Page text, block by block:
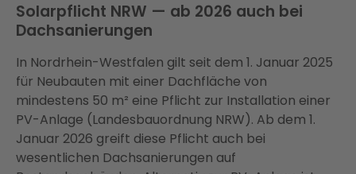
Solarpflicht NRW — ab 2026 auch bei
Dachsanierungen
In Nordrhein-Westfalen gilt seit dem 1. Januar 2025
für Neubauten mit einer Dachfläche von
mindestens 50 m² eine Pflicht zur Installation einer
PV-Anlage (Landesbauordnung NRW). Ab dem 1.
Januar 2026 greift diese Pflicht auch bei
wesentlichen Dachsanierungen auf